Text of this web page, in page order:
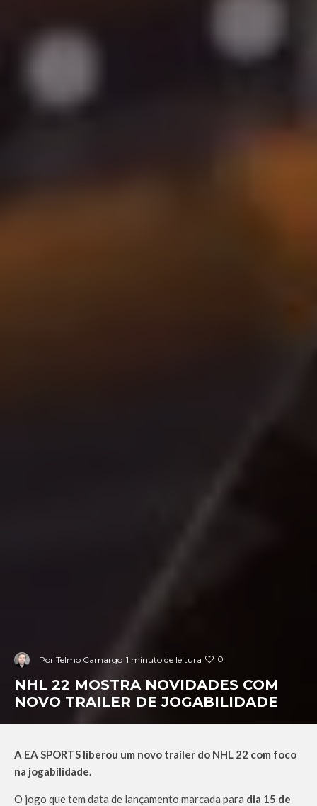
Por Telmo Camargo 1 minuto de leitura 0
NHL 22 MOSTRA NOVIDADES COM
NOVO TRAILER DE JOGABILIDADE
A EA SPORTS liberou um novo trailer do NHL 22 com foco
na jogabilidade.
O jogo que tem data de lançamento marcada para dia 15 de